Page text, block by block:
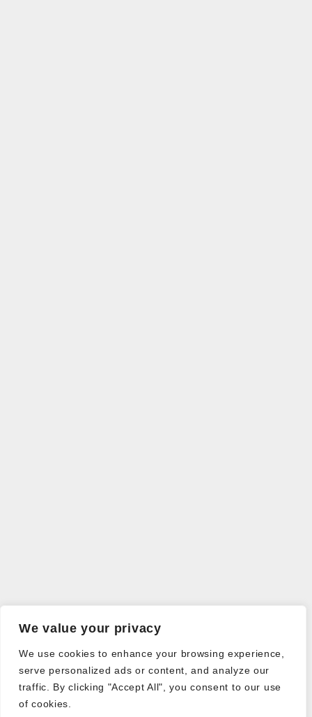
We value your privacy
We use cookies to enhance your browsing experience,
serve personalized ads or content, and analyze our
traffic. By clicking "Accept All", you consent to our use
of cookies.